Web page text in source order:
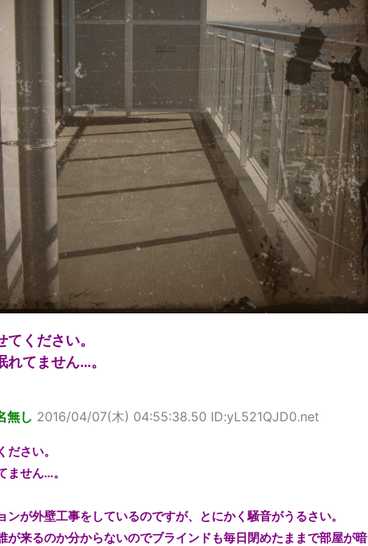
ください。
れてません…。
無し 2016/04/07(木) 04:55:38.50 ID:yL521QJD0.net
さい。
ません…。
ンが外壁工事をしているのですが、とにかく騒音がうるさい。
が来るのか分からないのでブラインドも毎日閉めたままで部屋が暗